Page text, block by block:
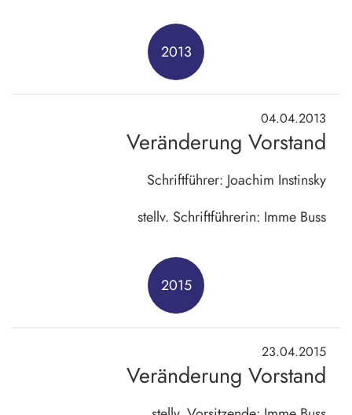
2013
04.04.2013
Veränderung Vorstand
Schriftführer: Joachim Instinsky
stellv. Schriftführerin: Imme Buss
2015
23.04.2015
Veränderung Vorstand